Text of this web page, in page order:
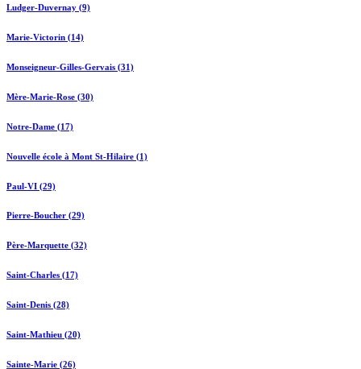
Ludger-Duvernay (9)
Marie-Victorin (14)
Monseigneur-Gilles-Gervais (31)
Mère-Marie-Rose (30)
Notre-Dame (17)
Nouvelle école à Mont St-Hilaire (1)
Paul-VI (29)
Pierre-Boucher (29)
Père-Marquette (32)
Saint-Charles (17)
Saint-Denis (28)
Saint-Mathieu (20)
Sainte-Marie (26)